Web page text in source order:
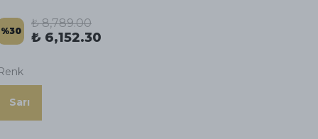
%30
₺ 8,789.00
₺ 6,152.30
Sarı